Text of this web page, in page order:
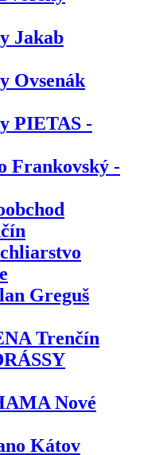
Jakab
Ovsenák
PIETAS -
Frankovský -
Greguš
Trenčín
Nové
Kátov